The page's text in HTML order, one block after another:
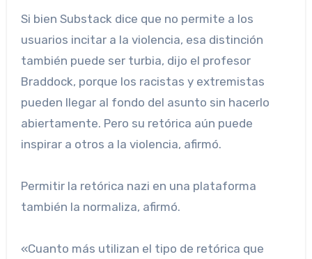
Si bien Substack dice que no permite a los
usuarios incitar a la violencia, esa distinción
también puede ser turbia, dijo el profesor
Braddock, porque los racistas y extremistas
pueden llegar al fondo del asunto sin hacerlo
abiertamente. Pero su retórica aún puede
inspirar a otros a la violencia, afirmó.
Permitir la retórica nazi en una plataforma
también la normaliza, afirmó.
«Cuanto más utilizan el tipo de retórica que